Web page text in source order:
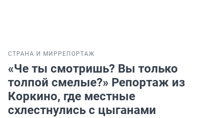
СТРАНА И МИР РЕПОРТАЖ
«Че ты смотришь? Вы только
толпой смелые?» Репортаж из
Коркино, где местные
схлестнулись с цыганами